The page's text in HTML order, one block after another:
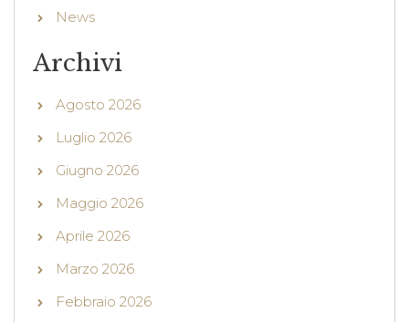
News
Archivi
Agosto 2026
Luglio 2026
Giugno 2026
Maggio 2026
Aprile 2026
Marzo 2026
Febbraio 2026